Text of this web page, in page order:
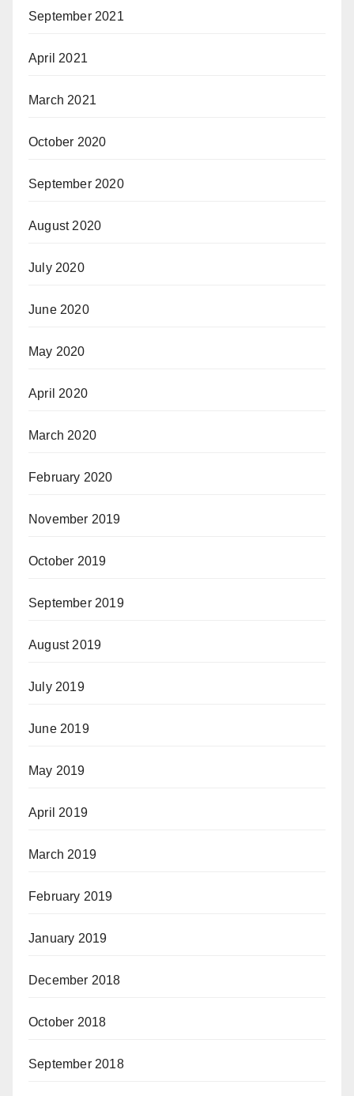
September 2021
April 2021
March 2021
October 2020
September 2020
August 2020
July 2020
June 2020
May 2020
April 2020
March 2020
February 2020
November 2019
October 2019
September 2019
August 2019
July 2019
June 2019
May 2019
April 2019
March 2019
February 2019
January 2019
December 2018
October 2018
September 2018